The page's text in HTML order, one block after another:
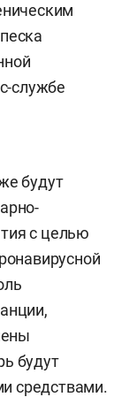
службе
будут
с целью
будут
средствами.